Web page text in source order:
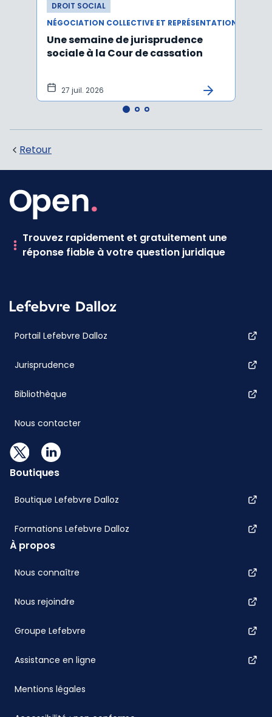
DROIT SOCIAL
Une semaine de jurisprudence
sociale à la Cour de cassation
27 juil. 2026
Retour
Trouvez rapidement et gratuitement une
réponse fiable à votre question juridique
Portail Lefebvre Dalloz
Jurisprudence
Bibliothèque
Nous contacter
Boutiques
Boutique Lefebvre Dalloz
Formations Lefebvre Dalloz
À propos
Nous connaître
Nous rejoindre
Groupe Lefebvre
Assistance en ligne
Mentions légales